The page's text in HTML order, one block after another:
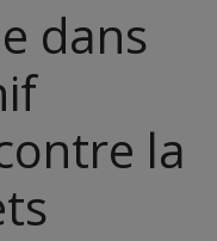
dans
la